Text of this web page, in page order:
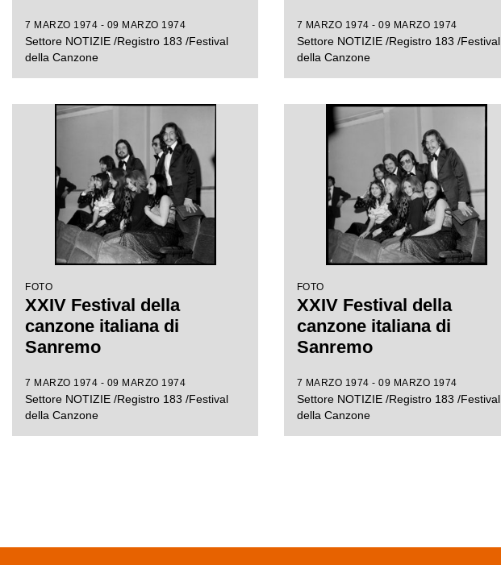
7 MARZO 1974 - 09 MARZO 1974
Settore NOTIZIE /Registro 183 /Festival
della Canzone
7 MARZO 1974 - 09 MARZO 1974
Settore NOTIZIE /Registro 183 /Festival
della Canzone
FOTO
XXIV Festival della
canzone italiana di
Sanremo
7 MARZO 1974 - 09 MARZO 1974
Settore NOTIZIE /Registro 183 /Festival
della Canzone
FOTO
XXIV Festival della
canzone italiana di
Sanremo
7 MARZO 1974 - 09 MARZO 1974
Settore NOTIZIE /Registro 183 /Festival
della Canzone